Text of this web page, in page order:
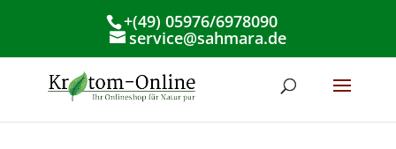
+(49) 05976/6978090
service@sahmara.de